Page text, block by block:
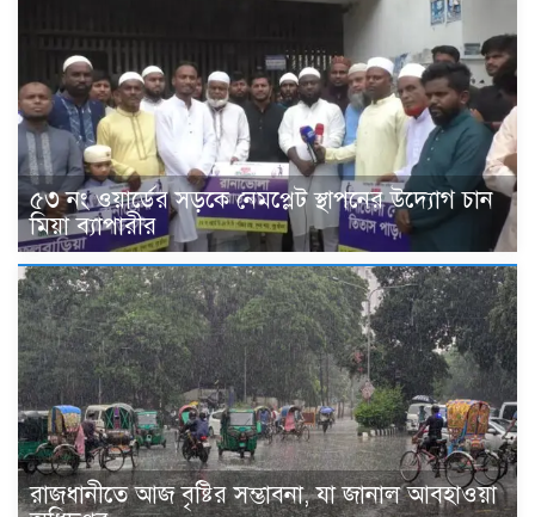
৫৩ নং ওয়ার্ডের সড়কে নেমপ্লেট স্থাপনের উদ্যোগ চান
মিয়া ব্যাপারীর
রাজধানীতে আজ বৃষ্টির সম্ভাবনা, যা জানাল আবহাওয়া